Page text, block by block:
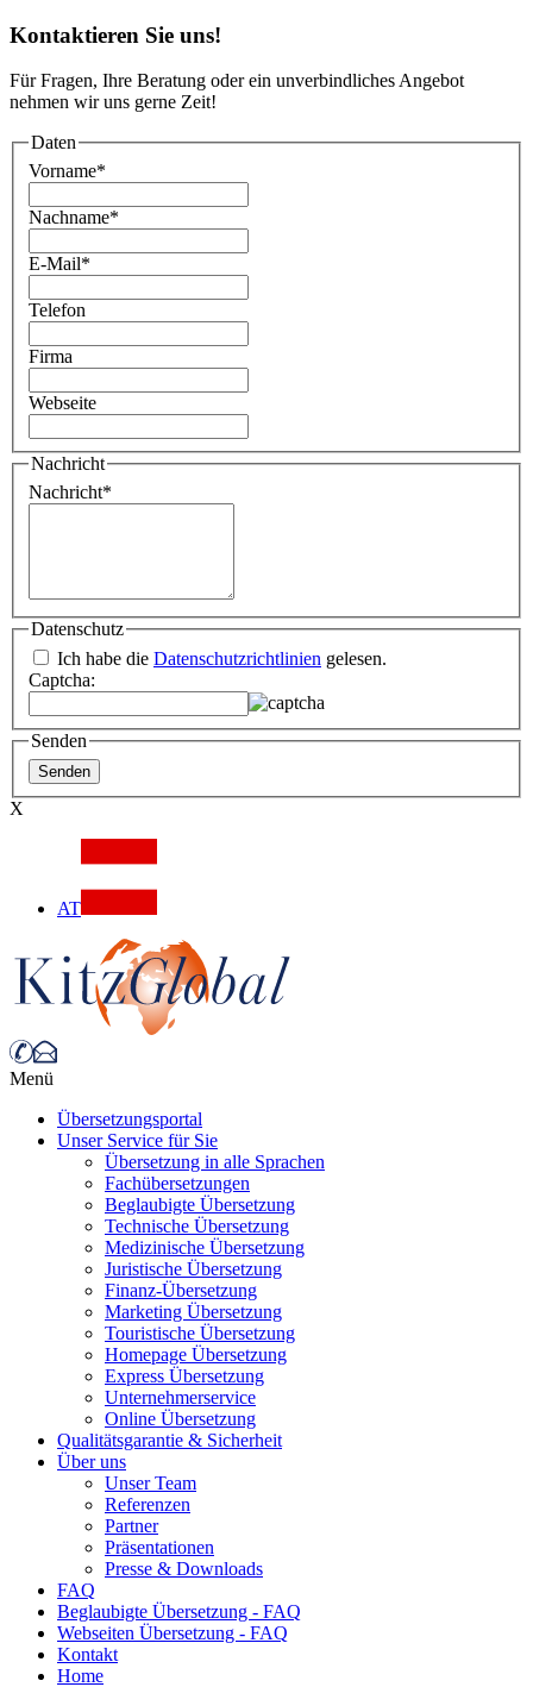
Kontaktieren Sie uns!
Für Fragen, Ihre Beratung oder ein unverbindliches Angebot
nehmen wir uns gerne Zeit!
Daten
Vorname*
Nachname*
E-Mail*
Telefon
Firma
Webseite
Nachricht
Nachricht*
Datenschutz
Ich habe die Datenschutzrichtlinien gelesen.
Captcha:
Senden
X
AT
Menü
Übersetzungsportal
Unser Service für Sie
Übersetzung in alle Sprachen
Fachübersetzungen
Beglaubigte Übersetzung
Technische Übersetzung
Medizinische Übersetzung
Juristische Übersetzung
Finanz-Übersetzung
Marketing Übersetzung
Touristische Übersetzung
Homepage Übersetzung
Express Übersetzung
Unternehmerservice
Online Übersetzung
Qualitätsgarantie & Sicherheit
Über uns
Unser Team
Referenzen
Partner
Präsentationen
Presse & Downloads
FAQ
Beglaubigte Übersetzung - FAQ
Webseiten Übersetzung - FAQ
Kontakt
Home